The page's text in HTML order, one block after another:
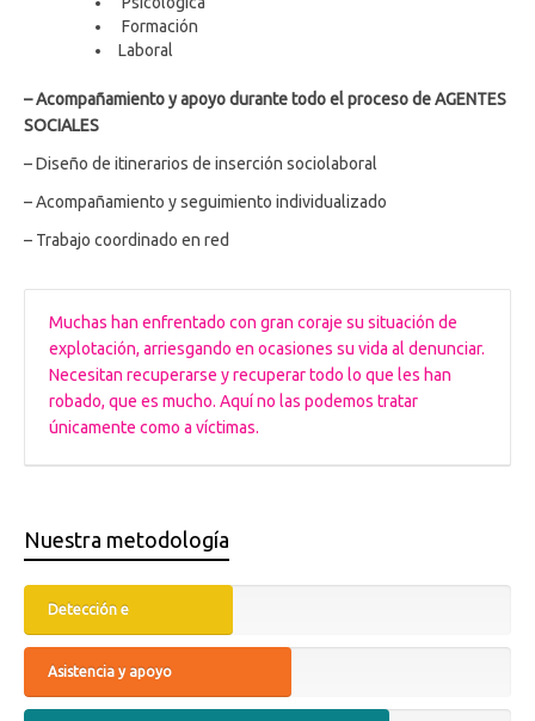
Formación
Laboral
– Acompañamiento y apoyo durante todo el proceso de AGENTES
SOCIALES
– Diseño de itinerarios de inserción sociolaboral
– Acompañamiento y seguimiento individualizado
– Trabajo coordinado en red
Muchas han enfrentado con gran coraje su situación de
explotación, arriesgando en ocasiones su vida al denunciar.
Necesitan recuperarse y recuperar todo lo que les han
robado, que es mucho. Aquí no las podemos tratar
únicamente como a víctimas.
Nuestra metodología
Detección e
identificación
Asistencia y apoyo